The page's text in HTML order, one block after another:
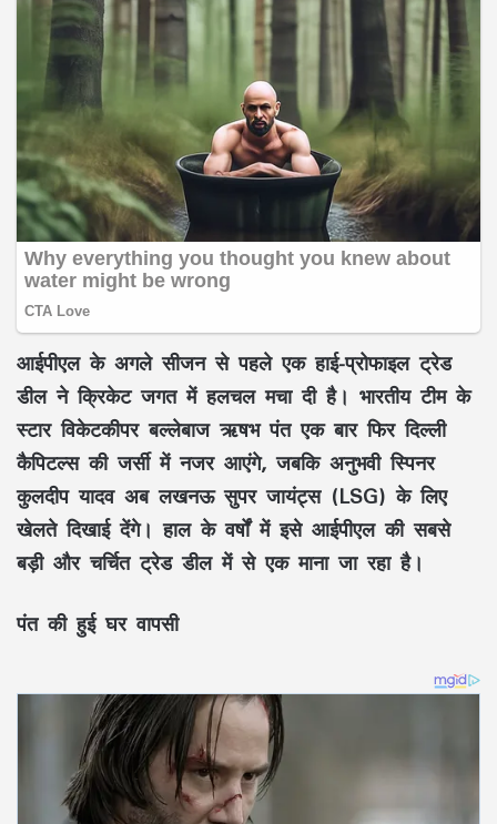
आईपीएल के अगले सीजन से पहले एक हाई-प्रोफाइल ट्रेड
डील ने क्रिकेट जगत में हलचल मचा दी है। भारतीय टीम के
स्टार विकेटकीपर बल्लेबाज ऋषभ पंत एक बार फिर दिल्ली
कैपिटल्स की जर्सी में नजर आएंगे, जबकि अनुभवी स्पिनर
कुलदीप यादव अब लखनऊ सुपर जायंट्स (LSG) के लिए
खेलते दिखाई देंगे। हाल के वर्षों में इसे आईपीएल की सबसे
बड़ी और चर्चित ट्रेड डील में से एक माना जा रहा है।
पंत की हुई घर वापसी